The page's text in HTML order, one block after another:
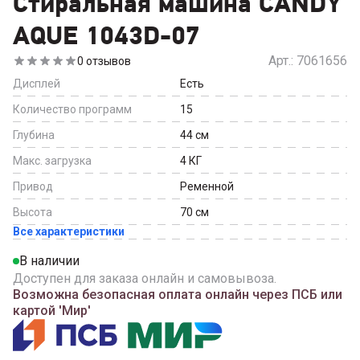
AQUE 1043D-07
0 отзывов Арт.: 7061656
Дисплей
Есть
Количество программ
15
Глубина
44см
Макс. загрузка
4 КГ
Привод
Ременной
Высота
70 см
Все характеристики
В наличии
Доступен для заказа онлайн и самовывоза.
Возможна безопасная оплата онлайн через ПСБ или
картой 'Мир'